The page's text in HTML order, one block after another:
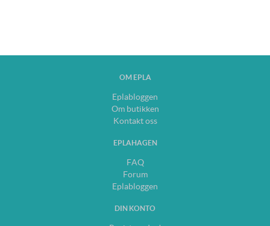
OM EPLA
Eplabloggen
Om butikken
Kontakt oss
EPLAHAGEN
FAQ
Forum
Eplabloggen
DIN KONTO